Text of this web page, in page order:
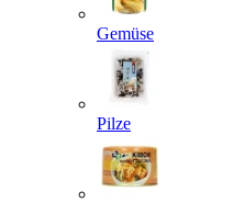
Gemüse
Pilze